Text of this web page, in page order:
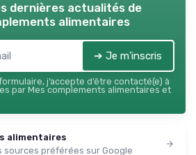
dernières actualités de
alimentaires
➔ Je m'inscris
j’accepte d’être contacté(e) à
par Mes complements alimentaires et
alimentaires
sources préférées sur Google